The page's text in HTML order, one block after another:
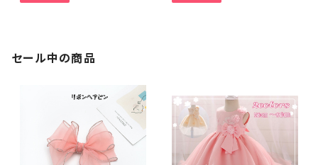
セール中の商品